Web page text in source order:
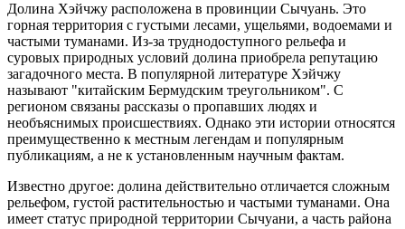
Долина Хэйчжу расположена в провинции Сычуань. Это
горная территория с густыми лесами, ущельями, водоемами и
частыми туманами. Из-за труднодоступного рельефа и
суровых природных условий долина приобрела репутацию
загадочного места. В популярной литературе Хэйчжу
называют "китайским Бермудским треугольником". С
регионом связаны рассказы о пропавших людях и
необъяснимых происшествиях. Однако эти истории относятся
преимущественно к местным легендам и популярным
публикациям, а не к установленным научным фактам.
Известно другое: долина действительно отличается сложным
рельефом, густой растительностью и частыми туманами. Она
имеет статус природной территории Сычуани, а часть района